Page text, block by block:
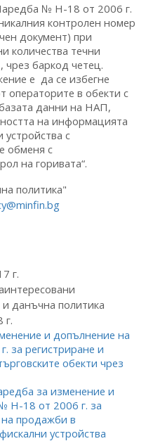
№ Н-18 от 2006 г.
контролен номер
документ) при
количества течни
баркод четец.
е да се избегне
в обекти с
данни на НАП,
на информацията
устройства с
обменя с
на горивата“.
политика"
г.
данъчна политика
г.
и допълнение на
за регистриране и
обекти чрез
за изменение и
Н-18 от 2006 г. за
продажби в
устройства